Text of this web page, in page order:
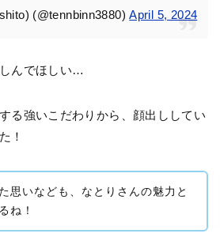
(@tennbinn3880)April 5, 2024
んでほしい…
る強いこだわりから、顔出ししてい
！
思いなども、なとりさんの魅力と
ね！